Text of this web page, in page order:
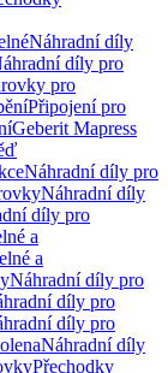
Náhradní díly
díly pro
pro
Připojení pro
Geberit Mapress
Náhradní díly pro
Náhradní díly
díly pro
a
a
Náhradní díly pro
díly pro
díly pro
Náhradní díly
Přechodky